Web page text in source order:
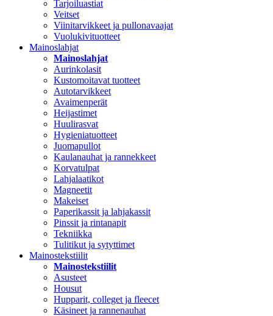
Tarjoiluastiat
Veitset
Viinitarvikkeet ja pullonavaajat
Vuolukivituotteet
Mainoslahjat
Mainoslahjat
Aurinkolasit
Kustomoitavat tuotteet
Autotarvikkeet
Avaimenperät
Heijastimet
Huulirasvat
Hygieniatuotteet
Juomapullot
Kaulanauhat ja rannekkeet
Korvatulpat
Lahjalaatikot
Magneetit
Makeiset
Paperikassit ja lahjakassit
Pinssit ja rintanapit
Tekniikka
Tulitikut ja sytyttimet
Mainostekstiilit
Mainostekstiilit
Asusteet
Housut
Hupparit, colleget ja fleecet
Käsineet ja rannenauhat